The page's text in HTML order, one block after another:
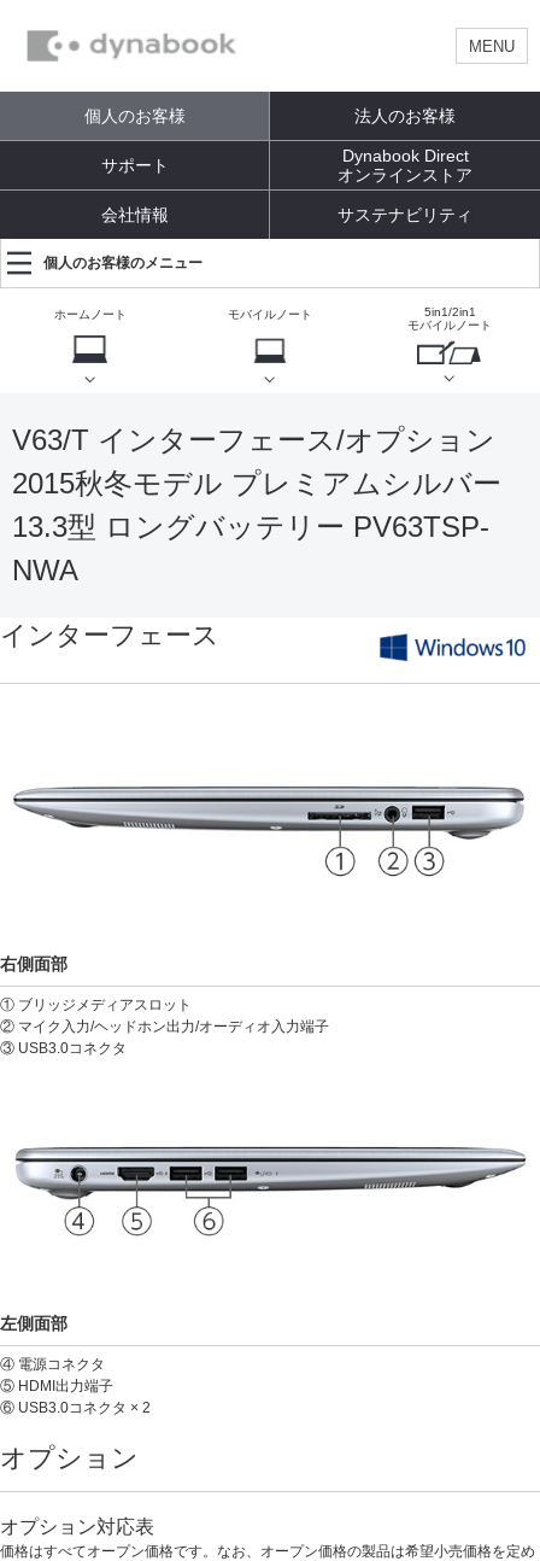
MENU
個人のお客様 法人のお客様
サポート
Dynabook Direct
オンラインストア
会社情報 サステナビリティ
個人のお客様のメニュー
ホームノート モバイルノート
5in1/2in1
モバイルノート
V63/T インターフェース/オプション
2015秋冬モデル プレミアムシルバー
13.3型 ロングバッテリー PV63TSP-
NWA
インターフェース
右側面部
① ブリッジメディアスロット
② マイク入力/ヘッドホン出力/オーディオ入力端子
③ USB3.0コネクタ
左側面部
④ 電源コネクタ
⑤ HDMI出力端子
⑥ USB3.0コネクタ × 2
オプション
オプション対応表
価格はすべてオープン価格です。なお、オープン価格の製品は希望小売価格を定め